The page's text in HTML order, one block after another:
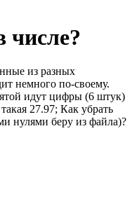
числе?
из разных
немного по-своему.
идут цифры (6 штук)
27.97; Как убрать
нулями беру из файла)?